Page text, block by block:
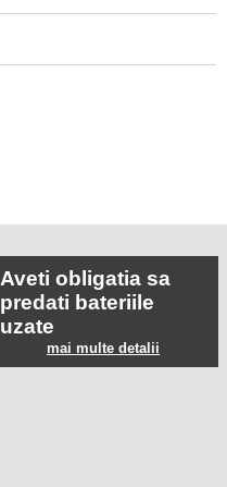
Aveti obligatia sa
predati bateriile
uzate
mai multe detalii